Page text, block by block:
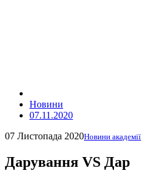
Новини
07.11.2020
07 Листопада 2020Новини академії
Дарування VS Дар